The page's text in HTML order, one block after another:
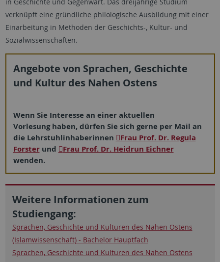
verknüpft eine gründliche philologische Ausbildung mit einer
Einarbeitung in Methoden der Geschichts-, Kultur- und
Sozialwissenschaften.
Angebote von Sprachen, Geschichte
und Kultur des Nahen Ostens
Wenn Sie Interesse an einer aktuellen
Vorlesung haben, dürfen Sie sich gerne per Mail an
die Lehrstuhlinhaberinnen
Frau Prof. Dr. Regula
Forsterund
Frau Prof. Dr. Heidrun Eichner
wenden.
Weitere Informationen zum
Studiengang:
Sprachen, Geschichte und Kulturen des Nahen Ostens
(Islamwissenschaft) - Bachelor Hauptfach
Sprachen, Geschichte und Kulturen des Nahen Ostens